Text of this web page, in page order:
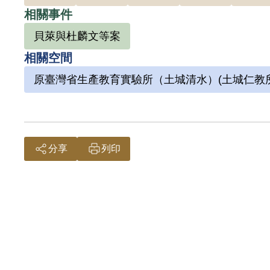
依梁萬邦自述，他是在1948年12月25日於上
捕，至1958年7月30日始獲釋，近半世紀以
訓。原本他應於1952年2月感訓期滿，但仍
原本判決是交付感訓，前後竟被關了8年又2
2001年12月21日梁萬邦向補償基金會提出
共同被告杜麟文接近受其宣傳，思想堪虞，
相關事件
貝萊與杜麟文等案
相關空間
原臺灣省生產教育實驗所（土城清水）(土城仁教
分享 列印